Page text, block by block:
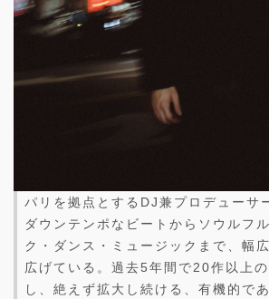
パリを拠点とするDJ兼プロデューサ
ダウンテンポなビートからソウルフ
ク・ダンス・ミュージックまで、幅
広げている。過去5年間で20作以上
し、絶えず拡大し続ける、有機的で